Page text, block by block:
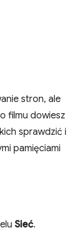
stron, ale
filmu dowiesz
sprawdzić i
pamięciami
Sieć.